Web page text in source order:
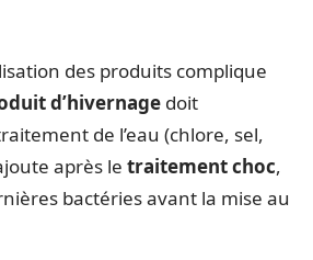
des produits complique
d’hivernage doit
de l’eau (chlore, sel,
après le traitement choc,
bactéries avant la mise au